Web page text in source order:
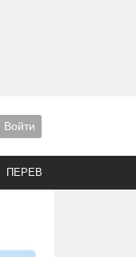
Войти
ПЕРЕВОДЫ